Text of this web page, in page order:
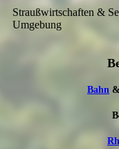
Straußwirtschaften &
Umgebung
Bahn &